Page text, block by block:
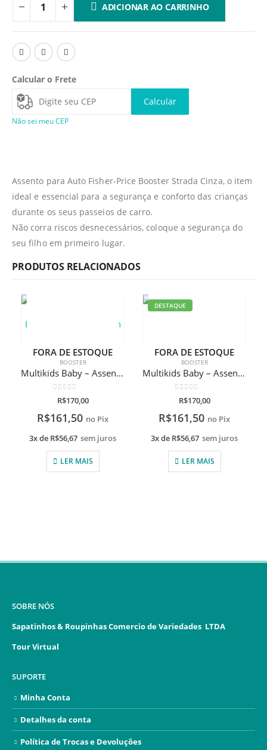
ADICIONAR AO CARRINHO
Calcular o Frete
Calcular
Não sei meu CEP
Assento para Auto Fisher-Price Booster Strada Cinza, o item
ideal e essencial para a segurança e conforto das crianças
durante os seus passeios de carro.
Não corra riscos desnecessários, coloque a segurança do
seu filho em primeiro lugar.
PRODUTOS RELACIONADOS
FORA DE ESTOQUE
BOOSTER
Multikids Baby – Assento Para Auto Booster Barbie Fashion
de 5
R$170,00
R$161,50 no Pix
3x de R$56,67 sem juros
LER MAIS
DESTAQUE
FORA DE ESTOQUE
BOOSTER
Multikids Baby – Assento Para Auto Booster Hot Wheels
de 5
R$170,00
R$161,50 no Pix
3x de R$56,67 sem juros
LER MAIS
SOBRE NÓS
Sapatinhos & Roupinhas Comercio de Variedades LTDA
Tour Virtual
SUPORTE
Minha Conta
Detalhes da conta
Política de Trocas e Devoluções